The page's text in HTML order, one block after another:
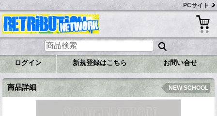
PCサイト
ログイン 新規登録はこちら お問い合せ
商品詳細 NEW SCHOOL